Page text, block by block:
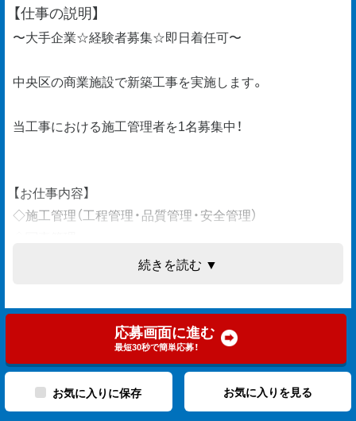
【仕事の説明】
〜大手企業☆経験者募集☆即日着任可〜
中央区の商業施設で新築工事を実施します。
当工事における施工管理者を1名募集中！
【お仕事内容】
◇施工管理（工程管理・品質管理・安全管理）
◇入札提案資料作成（WORD/EXCEL）
※施工図をメインに現場監督業務をお任せします。
【歓迎要件】
◆現場監督3年以上のご経験
続きを読む ▼
応募画面に進む
最短30秒で簡単応募！
お気に入りに保存 お気に入りを見る